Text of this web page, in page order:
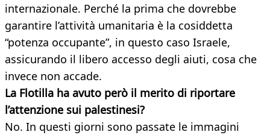
internazionale. Perché la prima che dovrebbe
garantire l’attività umanitaria è la cosiddetta
“potenza occupante”, in questo caso Israele,
assicurando il libero accesso degli aiuti, cosa che
invece non accade.
La Flotilla ha avuto però il merito di riportare
l’attenzione sui palestinesi?
No. In questi giorni sono passate le immagini